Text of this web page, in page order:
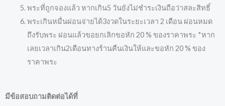
พระที่ถูกจองแล้ว หากเกิน5 วันยังไม่ชำระเงินถือว่าสละสิทธิ์
พระเกินหมื่นผ่อนจ่ายได้3งวดในระยะเวลา 2 เดือน ผ่อนหมด
ถึงรับพระ ผ่อนแล้วขอยกเลิกขอหัก 20 % ของราคาพระ *หาก
เลยเวลาเกิน2เดือนทางร้านคืนเงินให้และขอหัก 20 % ของ
ราคาพระ
มีข้อสอบถามติดต่อได้ที่